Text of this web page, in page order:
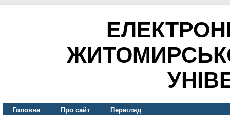
Головна Про сайт Перегляд